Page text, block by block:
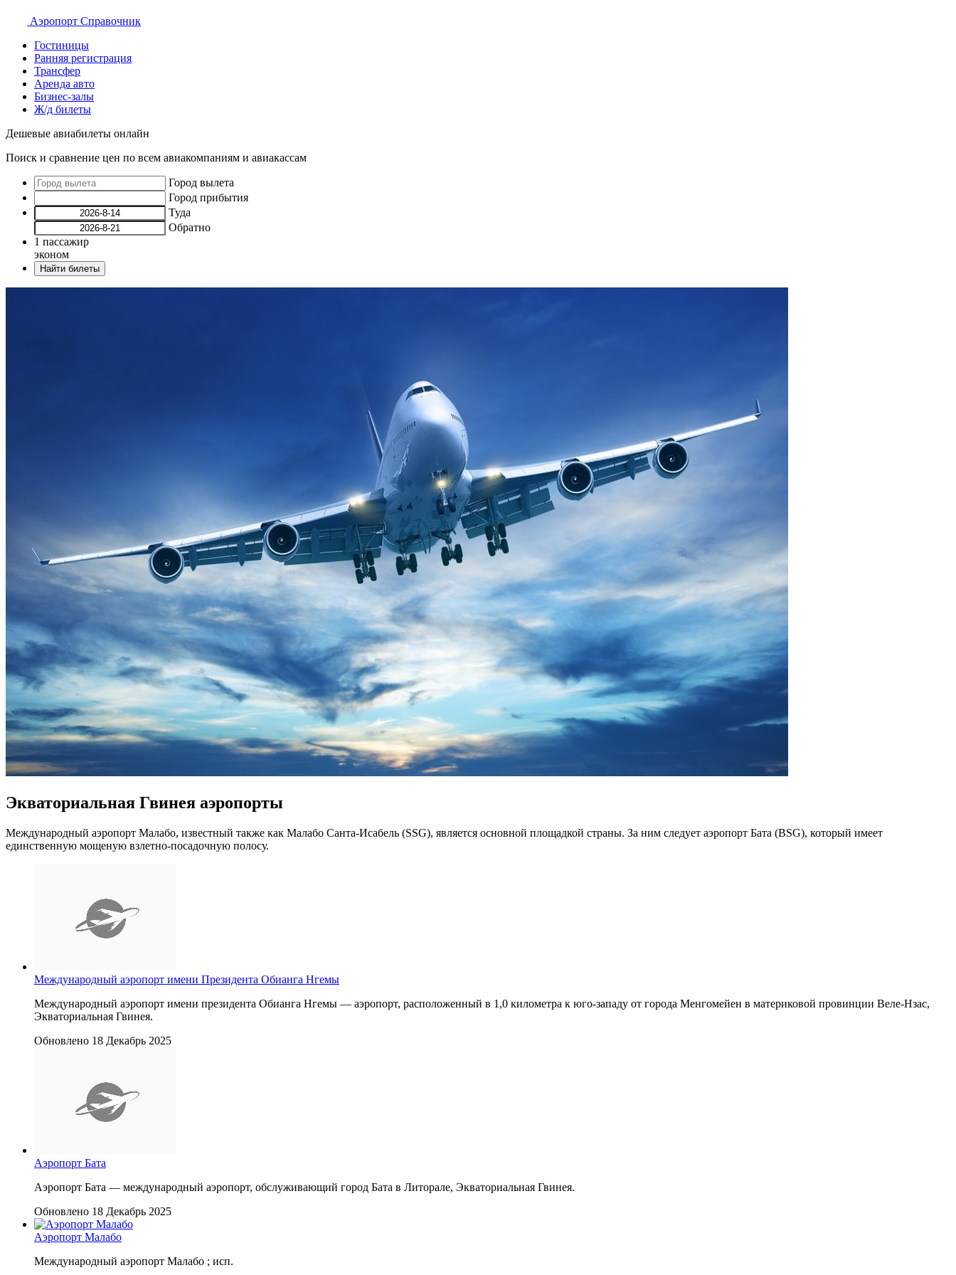
Аэропорт Справочник
Гостиницы
Ранняя регистрация
Трансфер
Аренда авто
Бизнес-залы
Ж/д билеты
Дешевые авиабилеты онлайн
Поиск и сравнение цен по всем авиакомпаниям и авиакассам
Город вылета
Город прибытия
Туда
Обратно
1 пассажир
эконом
Найти билеты
Экваториальная Гвинея аэропорты
Международный аэропорт Малабо, известный также как Малабо Санта-Исабель (SSG), является основной площадкой страны. За ним следует аэропорт Бата (BSG), который имеет
единственную мощеную взлетно-посадочную полосу.
Международный аэропорт имени Президента Обианга Нгемы
Международный аэропорт имени президента Обианга Нгемы — аэропорт, расположенный в 1,0 километра к юго-западу от города Менгомейен в материковой провинции Веле-Нзас,
Экваториальная Гвинея.
Обновлено 18 Декабрь 2025
Аэропорт Бата
Аэропорт Бата — международный аэропорт, обслуживающий город Бата в Литорале, Экваториальная Гвинея.
Обновлено 18 Декабрь 2025
Аэропорт Малабо
Международный аэропорт Малабо ; исп.